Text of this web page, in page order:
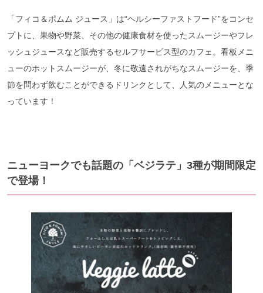
「フィコ＆ポムム ジュース」は“ヘルシーファストフード”をコンセ
プトに、果物や野菜、その他の健康食材を使ったスムージーやフレ
ッシュジュースなど販売するセルフサービス型のカフェ。看板メニ
ューのホットスムージーが、冬に敬遠されがちなスムージーを、季
節を問わず飲むことができるドリンクとして、人気のメニューとな
っています！
ニューヨークでも話題の「ベジラテ」3種が期間限定
で登場！